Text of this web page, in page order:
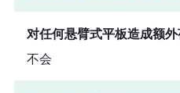
对任何悬臂式平板造成额
不会